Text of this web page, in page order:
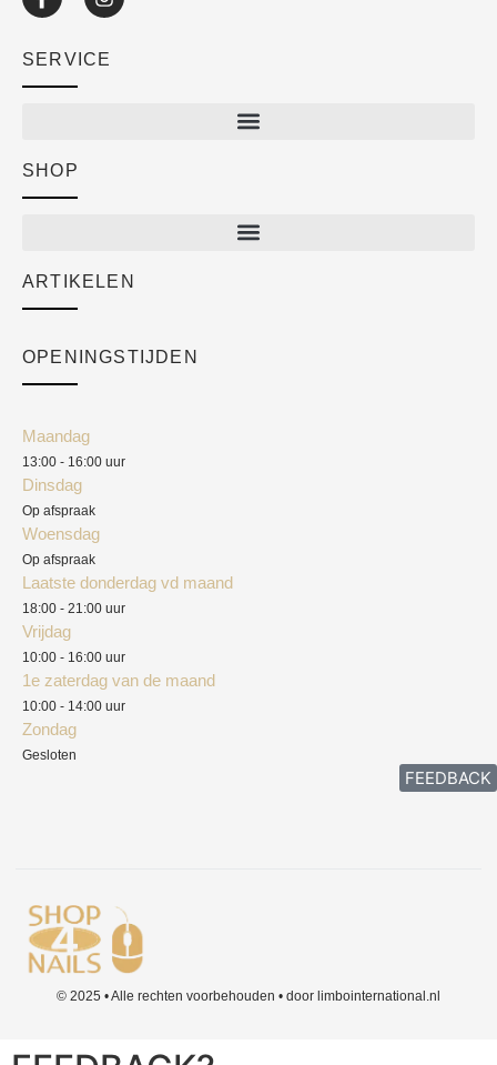
SERVICE
Academy
SHOP
ARTIKELEN
OPENINGSTIJDEN
Maandag
13:00 - 16:00 uur
Dinsdag
Op afspraak
Woensdag
Op afspraak
Laatste donderdag vd maand
18:00 - 21:00 uur
Vrijdag
10:00 - 16:00 uur
1e zaterdag van de maand
10:00 - 14:00 uur
Zondag
Gesloten
© 2025 • Alle rechten voorbehouden • door limbointernational.nl
FEEDBACK